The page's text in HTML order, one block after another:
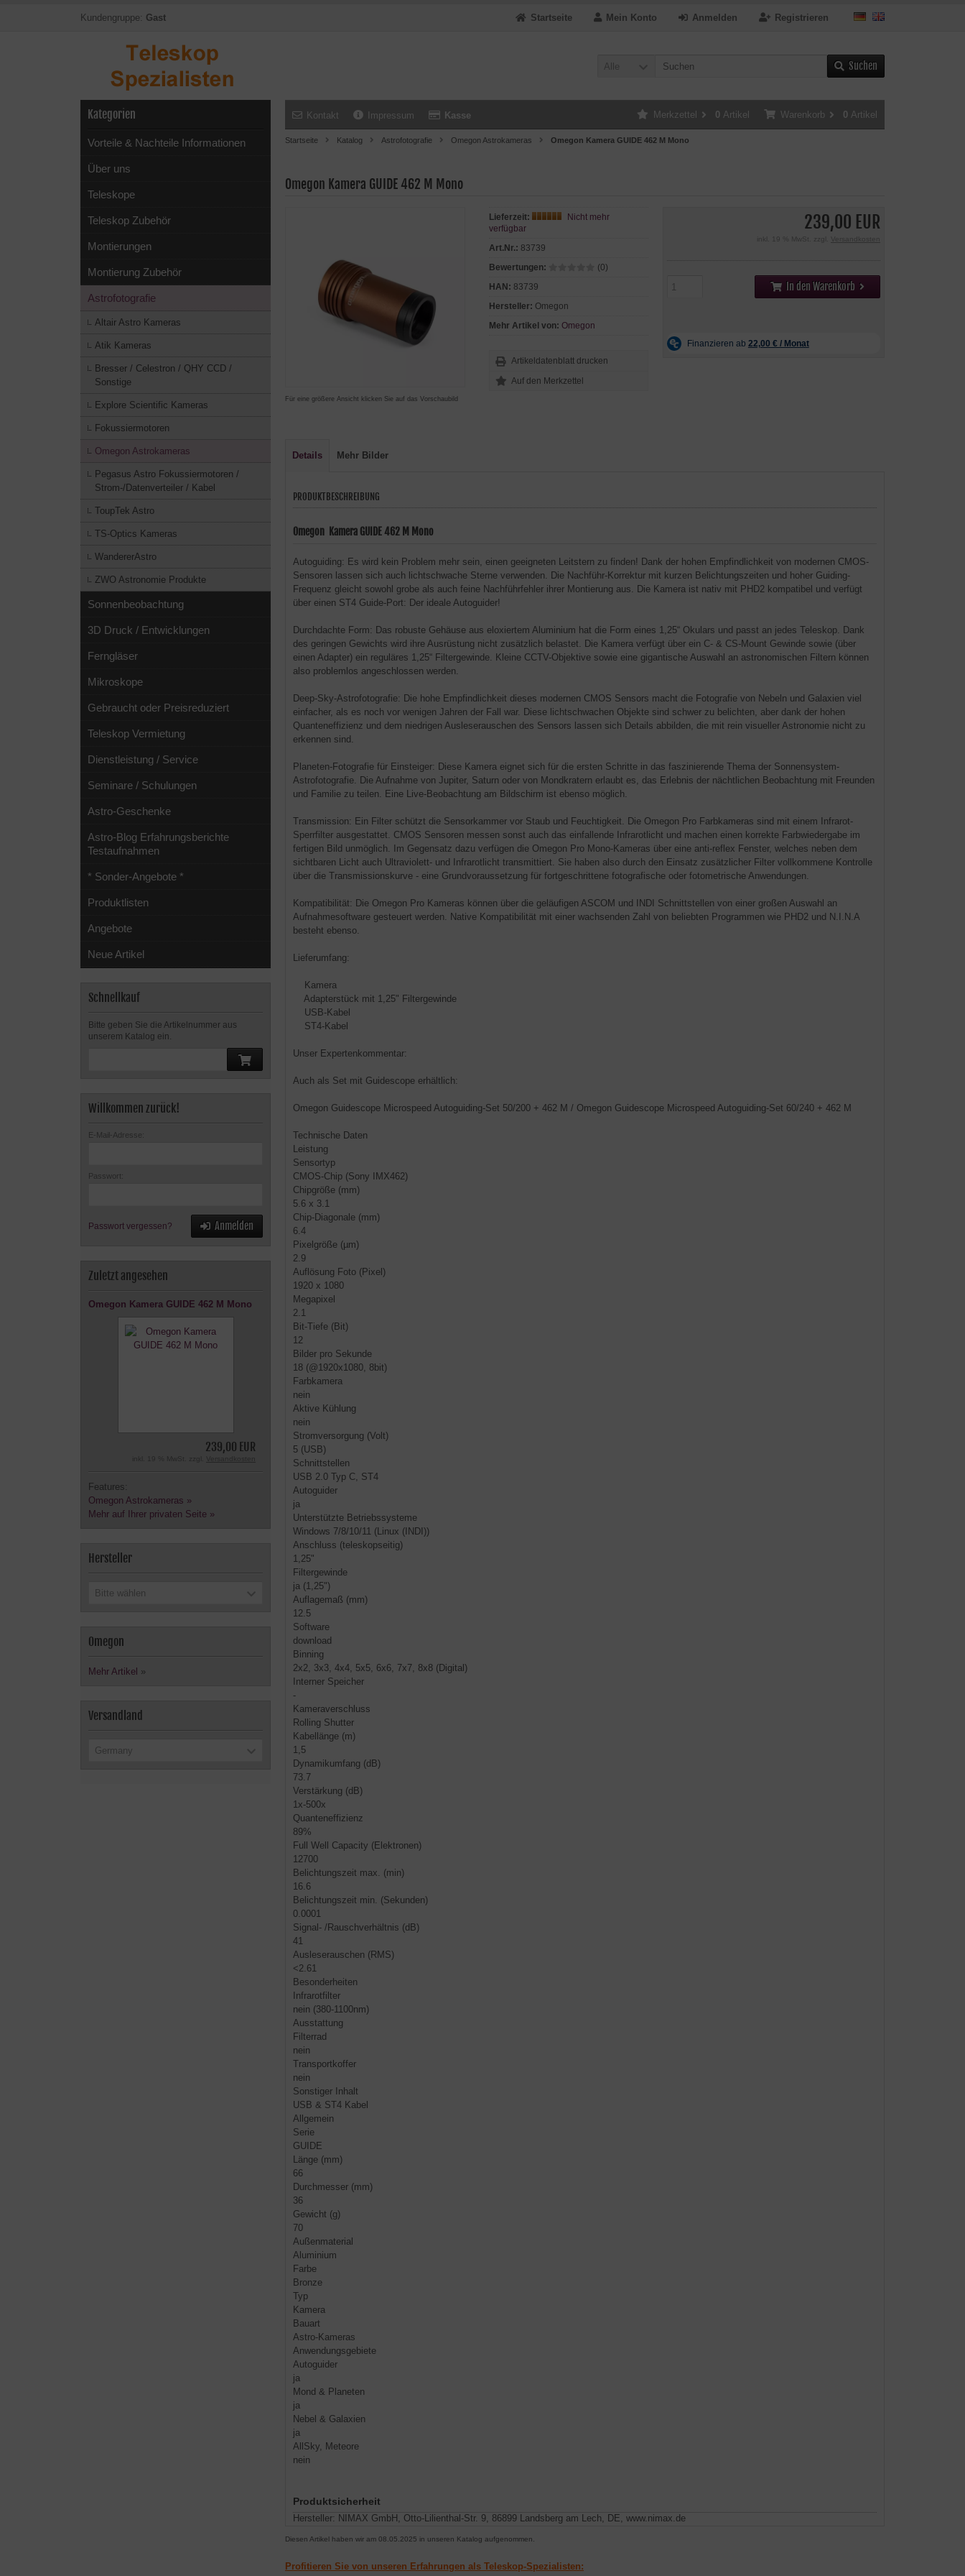
Kundengruppe: Gast Registrieren
Anmelden
Mein Konto
Startseite
Alle Suchen
Kontakt Impressum Kasse Warenkorb 0 Artikel
Merkzettel 0 Artikel
Startseite Katalog Astrofotografie Omegon Astrokameras Omegon Kamera GUIDE 462 M Mono
Omegon Kamera GUIDE 462 M Mono
Für eine größere Ansicht klicken Sie auf das Vorschaubild
239,00 EUR
inkl. 19 % MwSt. zzgl. Versandkosten
In den Warenkorb
Lieferzeit:
Nicht mehr
verfügbar
Art.Nr.: 83739
Bewertungen:
(0)
HAN: 83739
Hersteller: Omegon
Mehr Artikel von: Omegon
Artikeldatenblatt drucken
Details Mehr Bilder
PRODUKTBESCHREIBUNG
Omegon Kamera GUIDE 462 M Mono
Autoguiding: Es wird kein Problem mehr sein, einen geeigneten Leitstern zu finden! Dank der hohen Empfindlichkeit von modernen CMOS-
Sensoren lassen sich auch lichtschwache Sterne verwenden. Die Nachführ-Korrektur mit kurzen Belichtungszeiten und hoher Guiding-
Frequenz gleicht sowohl grobe als auch feine Nachführfehler ihrer Montierung aus. Die Kamera ist nativ mit PHD2 kompatibel und verfügt
über einen ST4 Guide-Port: Der ideale Autoguider!
Durchdachte Form: Das robuste Gehäuse aus eloxiertem Aluminium hat die Form eines 1,25“ Okulars und passt an jedes Teleskop. Dank
des geringen Gewichts wird ihre Ausrüstung nicht zusätzlich belastet. Die Kamera verfügt über ein C- & CS-Mount Gewinde sowie (über
einen Adapter) ein reguläres 1,25“ Filtergewinde. Kleine CCTV-Objektive sowie eine gigantische Auswahl an astronomischen Filtern können
also problemlos angeschlossen werden.
Deep-Sky-Astrofotografie: Die hohe Empfindlichkeit dieses modernen CMOS Sensors macht die Fotografie von Nebeln und Galaxien viel
einfacher, als es noch vor wenigen Jahren der Fall war. Diese lichtschwachen Objekte sind schwer zu belichten, aber dank der hohen
Quanteneffizienz und dem niedrigen Ausleserauschen des Sensors lassen sich Details abbilden, die mit rein visueller Astronomie nicht zu
erkennen sind.
Planeten-Fotografie für Einsteiger: Diese Kamera eignet sich für die ersten Schritte in das faszinierende Thema der Sonnensystem-
Astrofotografie. Die Aufnahme von Jupiter, Saturn oder von Mondkratern erlaubt es, das Erlebnis der nächtlichen Beobachtung mit Freunden
und Familie zu teilen. Eine Live-Beobachtung am Bildschirm ist ebenso möglich.
Transmission: Ein Filter schützt die Sensorkammer vor Staub und Feuchtigkeit. Die Omegon Pro Farbkameras sind mit einem Infrarot-
Sperrfilter ausgestattet. CMOS Sensoren messen sonst auch das einfallende Infrarotlicht und machen einen korrekte Farbwiedergabe im
fertigen Bild unmöglich. Im Gegensatz dazu verfügen die Omegon Pro Mono-Kameras über eine anti-reflex Fenster, welches neben dem
sichtbaren Licht auch Ultraviolett- und Infrarotlicht transmittiert. Sie haben also durch den Einsatz zusätzlicher Filter vollkommene Kontrolle
über die Transmissionskurve - eine Grundvoraussetzung für fortgeschrittene fotografische oder fotometrische Anwendungen.
Kompatibilität: Die Omegon Pro Kameras können über die geläufigen ASCOM und INDI Schnittstellen von einer großen Auswahl an
Aufnahmesoftware gesteuert werden. Native Kompatibilität mit einer wachsenden Zahl von beliebten Programmen wie PHD2 und N.I.N.A
besteht ebenso.
Lieferumfang:
Kamera
Adapterstück mit 1,25" Filtergewinde
USB-Kabel
ST4-Kabel
Unser Expertenkommentar:
Auch als Set mit Guidescope erhältlich:
Omegon Guidescope Microspeed Autoguiding-Set 50/200 + 462 M / Omegon Guidescope Microspeed Autoguiding-Set 60/240 + 462 M
Technische Daten
Leistung
Sensortyp
CMOS-Chip (Sony IMX462)
Chipgröße (mm)
5.6 x 3.1
Chip-Diagonale (mm)
6.4
Pixelgröße (µm)
2.9
Auflösung Foto (Pixel)
1920 x 1080
Megapixel
2.1
Bit-Tiefe (Bit)
12
Bilder pro Sekunde
18 (@1920x1080, 8bit)
Farbkamera
nein
Aktive Kühlung
nein
Stromversorgung (Volt)
5 (USB)
Schnittstellen
USB 2.0 Typ C, ST4
Autoguider
ja
Unterstützte Betriebssysteme
Windows 7/8/10/11 (Linux (INDI))
Anschluss (teleskopseitig)
1,25"
Filtergewinde
ja (1,25")
Auflagemaß (mm)
12.5
Software
download
Binning
2x2, 3x3, 4x4, 5x5, 6x6, 7x7, 8x8 (Digital)
Interner Speicher
-
Kameraverschluss
Rolling Shutter
Kabellänge (m)
1,5
Dynamikumfang (dB)
73.7
Verstärkung (dB)
1x-500x
Quanteneffizienz
89%
Full Well Capacity (Elektronen)
12700
Belichtungszeit max. (min)
16.6
Belichtungszeit min. (Sekunden)
0.0001
Signal- /Rauschverhältnis (dB)
41
Ausleserauschen (RMS)
<2.61
Besonderheiten
Infrarotfilter
nein (380-1100nm)
Ausstattung
Filterrad
nein
Transportkoffer
nein
Sonstiger Inhalt
USB & ST4 Kabel
Allgemein
Serie
GUIDE
Länge (mm)
66
Durchmesser (mm)
36
Gewicht (g)
70
Außenmaterial
Aluminium
Farbe
Bronze
Typ
Kamera
Bauart
Astro-Kameras
Anwendungsgebiete
Autoguider
ja
Mond & Planeten
ja
Nebel & Galaxien
ja
AllSky, Meteore
nein
Produktsicherheit
Hersteller: NIMAX GmbH, Otto-Lilienthal-Str. 9, 86899 Landsberg am Lech, DE, www.nimax.de
Diesen Artikel haben wir am 08.05.2025 in unseren Katalog aufgenommen.
Profitieren Sie von unseren Erfahrungen als Teleskop-Spezialisten:
Kategorien
Vorteile & Nachteile Informationen
Über uns
Teleskope
Teleskop Zubehör
Montierungen
Montierung Zubehör
Astrofotografie
Altair Astro Kameras
Atik Kameras
Bresser / Celestron / QHY CCD /
Sonstige
Explore Scientific Kameras
Fokussiermotoren
Omegon Astrokameras
Pegasus Astro Fokussiermotoren /
Strom-/Datenverteiler / Kabel
ToupTek Astro
TS-Optics Kameras
WandererAstro
ZWO Astronomie Produkte
Sonnenbeobachtung
3D Druck / Entwicklungen
Ferngläser
Mikroskope
Gebraucht oder Preisreduziert
Teleskop Vermietung
Dienstleistung / Service
Seminare / Schulungen
Astro-Geschenke
Astro-Blog Erfahrungsberichte
Testaufnahmen
* Sonder-Angebote *
Produktlisten
Angebote
Neue Artikel
Schnellkauf
Bitte geben Sie die Artikelnummer aus
unserem Katalog ein.
Willkommen zurück!
E-Mail-Adresse:
Passwort:
Passwort vergessen? Anmelden
Zuletzt angesehen
Omegon Kamera GUIDE 462 M Mono
239,00 EUR
inkl. 19 % MwSt. zzgl.
Features:
Omegon Astrokameras »
Mehr auf Ihrer privaten Seite »
Hersteller
Bitte wählen
Omegon
Mehr Artikel »
Versandland
Germany